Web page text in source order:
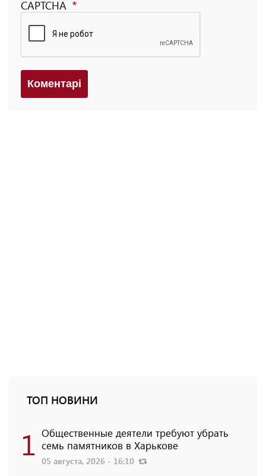
CAPTCHA
Коментарi
ТОП НОВИНИ
1 Общественные деятели требуют убрать
семь памятников в Харькове
05 августа, 2026 - 16:10